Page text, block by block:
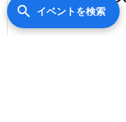
search イベントを検索